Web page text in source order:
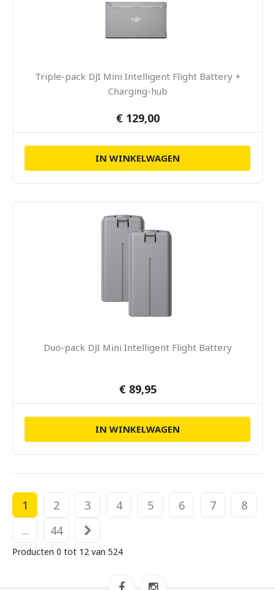
Triple-pack DJI Mini Intelligent Flight Battery +
Charging-hub
€ 129,00
IN WINKELWAGEN
Duo-pack DJI Mini Intelligent Flight Battery
€ 89,95
IN WINKELWAGEN
1 2 3 4 5 6 7
8
...
44
Producten 0 tot 12 van 524